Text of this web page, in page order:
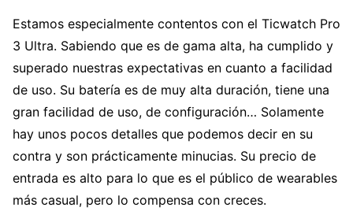
Estamos especialmente contentos con el Ticwatch Pro
3 Ultra. Sabiendo que es de gama alta, ha cumplido y
superado nuestras expectativas en cuanto a facilidad
de uso. Su batería es de muy alta duración, tiene una
gran facilidad de uso, de configuración… Solamente
hay unos pocos detalles que podemos decir en su
contra y son prácticamente minucias. Su precio de
entrada es alto para lo que es el público de wearables
más casual, pero lo compensa con creces.